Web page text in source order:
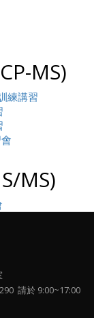
MS)
練講習
MS)
請於 9:00~17:00